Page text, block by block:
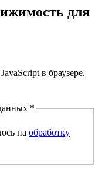
для
в браузере.
*
на обработку